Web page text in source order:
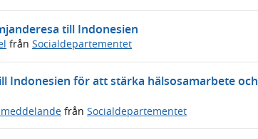
till Indonesien
från Socialdepartementet
Indonesien för att stärka hälsosamarbete och
från Socialdepartementet